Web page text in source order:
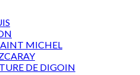
MICHEL
DE DIGOIN